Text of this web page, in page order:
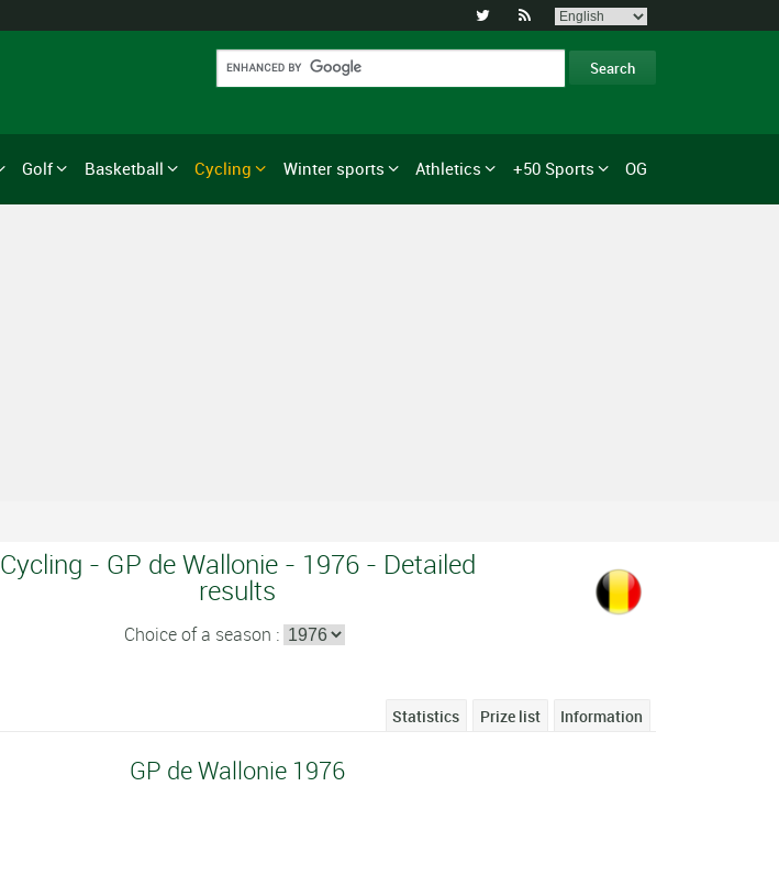
 
Golf Basketball Cycling Winter sports Athletics +50 Sports OG
Cycling - GP de Wallonie - 1976 - Detailed
results
Choice of a season :
Information
Prize list
Statistics
GP de Wallonie 1976